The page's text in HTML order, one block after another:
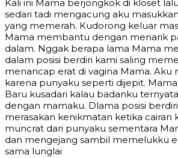
Kali ini Mama berjongkok di kloset
sedari tadi mengacung aku
yang memerah. Kudorong keluar
Mama membantu dengan menarik
dalam. Nggak berapa lama Mama
dalam posisi berdiri kami saling
menancap erat di vagina Mama. Aku
karena punyaku seperti dijepit.
Baru kusadari kalau badanku
dengan mamaku. Dlama posisi
merasakan kenikmatan ketika cairan
muncrat dari punyaku sementara
dan mengejang sambil memelukku
sama lunglai